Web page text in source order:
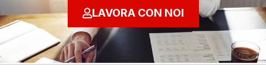
LAVORA CON NOI